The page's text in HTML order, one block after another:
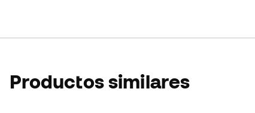
Productos similares